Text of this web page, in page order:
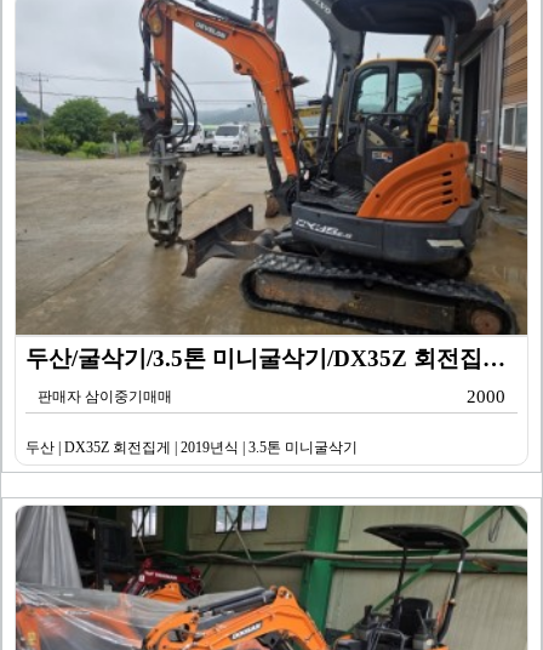
두산/굴삭기/3.5톤 미니굴삭기/DX35Z 회전집게/2…
판매자 삼이중기매매 2000
두산 | DX35Z 회전집게 | 2019년식 | 3.5톤 미니굴삭기